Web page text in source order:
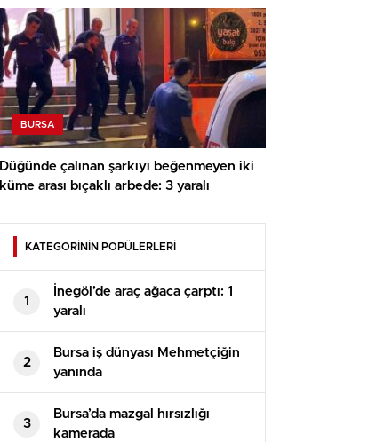
BURSA
Düğünde çalınan şarkıyı beğenmeyen iki
küme arası bıçaklı arbede: 3 yaralı
KATEGORİNİN POPÜLERLERİ
1
İnegöl’de araç ağaca çarptı: 1
yaralı
2
Bursa iş dünyası Mehmetçiğin
yanında
3
Bursa’da mazgal hırsızlığı
kamerada